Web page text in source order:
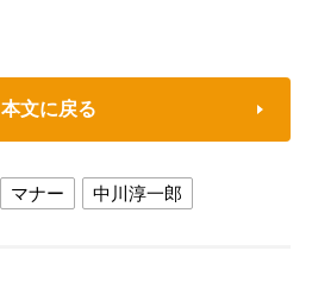
本文に戻る
マナー 中川淳一郎